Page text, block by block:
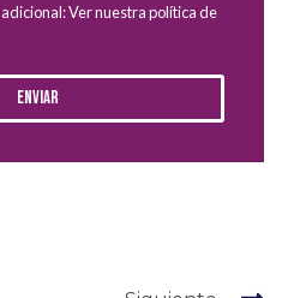
Ver nuestra política de
Enviar